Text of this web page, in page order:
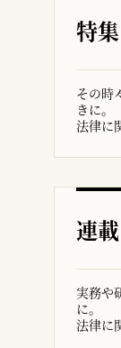
特集
その時
きに。
法律に
連載
実務や
に。
法律に